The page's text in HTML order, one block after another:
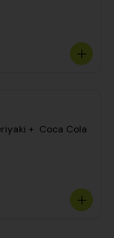
+  Coca Cola